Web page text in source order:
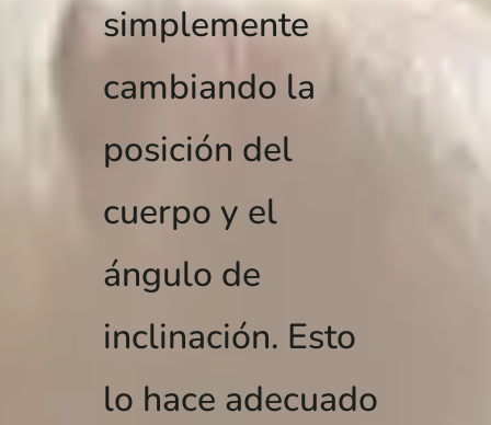
simplemente
cambiando la
posición del
cuerpo y el
ángulo de
inclinación. Esto
lo hace adecuado